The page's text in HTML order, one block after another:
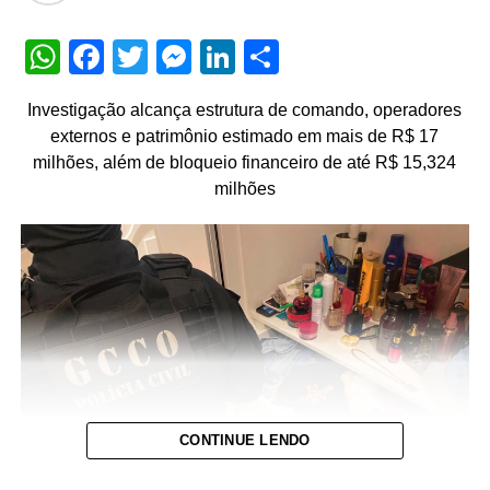
WhatsApp
Facebook
TwitterMessenger
LinkedIn
Investigação alcança estrutura de comando, operadores
externos e patrimônio estimado em mais de R$ 17
milhões, além de bloqueio financeiro de até R$ 15,324
milhões
CONTINUE LENDO